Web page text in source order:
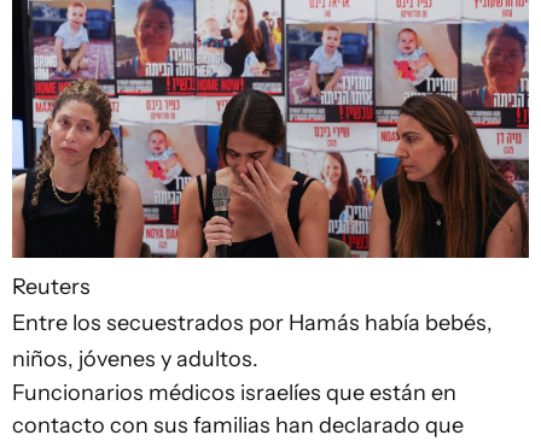
Reuters
Entre los secuestrados por Hamás había bebés,
niños, jóvenes y adultos.
Funcionarios médicos israelíes que están en
contacto con sus familias han declarado que